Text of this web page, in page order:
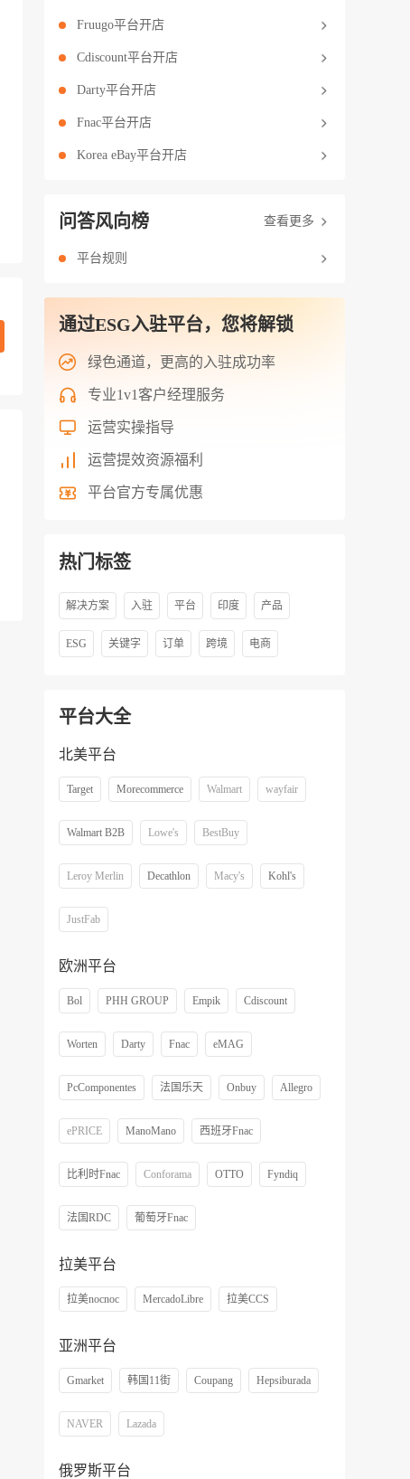
Fruugo平台开店
Cdiscount平台开店
Darty平台开店
Fnac平台开店
Korea eBay平台开店
问答风向榜 查看更多
平台规则
通过ESG入驻平台，您将解锁
绿色通道，更高的入驻成功率
专业1v1客户经理服务
运营实操指导
运营提效资源福利
平台官方专属优惠
热门标签
解决方案 入驻 平台 印度 产品
ESG 关键字 订单 跨境 电商
平台大全
北美平台
Target Morecommerce Walmart wayfair
Walmart B2B Lowe's BestBuy
Leroy Merlin Decathlon Macy's Kohl's
JustFab
欧洲平台
Bol PHH GROUP Empik Cdiscount
Worten Darty Fnac eMAG
PcComponentes 法国乐天 Onbuy Allegro
ePRICE ManoMano 西班牙Fnac
比利时Fnac Conforama OTTO Fyndiq
法国RDC 葡萄牙Fnac
拉美平台
拉美nocnoc MercadoLibre 拉美CCS
亚洲平台
Gmarket 韩国11街 Coupang Hepsiburada
NAVER Lazada
俄罗斯平台